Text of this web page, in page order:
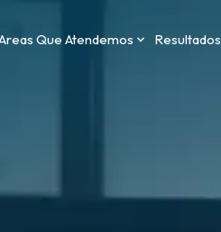
Que Atendemos Resultados